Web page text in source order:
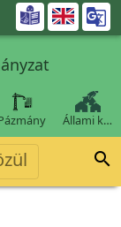

Állami k…
